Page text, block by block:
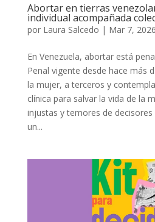
Abortar en tierras
individual acompañada
por Laura Salcedo | Mar 7, 2026
En Venezuela, abortar está
Penal vigente desde hace más
la mujer, a terceros y
clínica para salvar la vida de la
injustas y temores de
un...